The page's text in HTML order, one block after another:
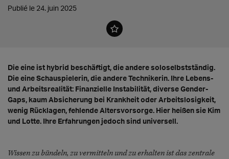
Publié le 24. juin 2025
Die eine ist hybrid beschäftigt, die andere soloselbstständig.
Die eine Schauspielerin, die andere Technikerin. Ihre Lebens-
und Arbeitsrealität: Finanzielle Instabilität, diverse Gender-
Gaps, kaum Absicherung bei Krankheit oder Arbeitslosigkeit,
wenig Rücklagen, fehlende Altersvorsorge. Hier heißen sie Kim
und Lotte. Ihre Erfahrungen jedoch sind universell.
Wissen zu bündeln, zu vermitteln und zu erhalten ist das zentrale